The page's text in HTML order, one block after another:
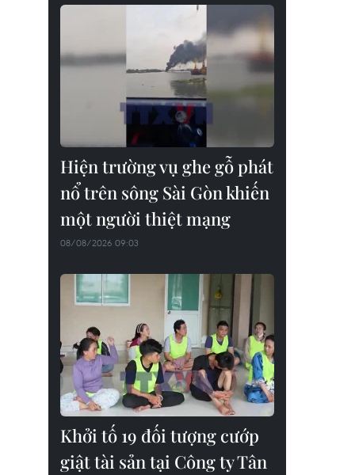
Hiện trường vụ ghe gỗ phát
nổ trên sông Sài Gòn khiến
một người thiệt mạng
08/08/2026 09:03
Khởi tố 19 đối tượng cướp
giật tài sản tại Công ty Tân